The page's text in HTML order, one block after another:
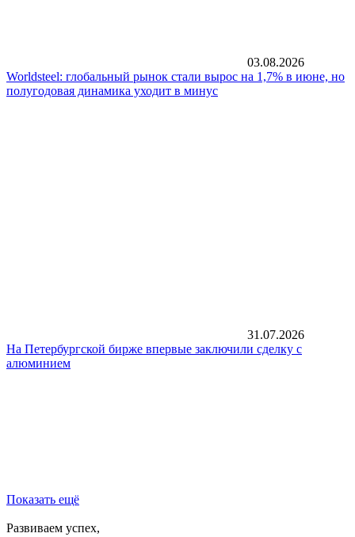
03.08.2026
Worldsteel: глобальный рынок стали вырос на 1,7% в июне, но
полугодовая динамика уходит в минус
31.07.2026
На Петербургской бирже впервые заключили сделку с
алюминием
Показать ещё
Развиваем успех,